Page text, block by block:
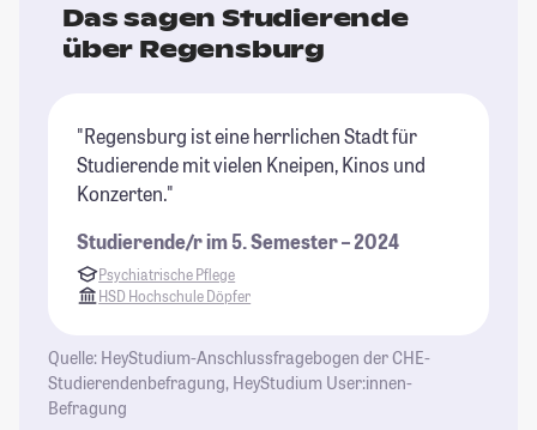
Das sagen Studierende
über Regensburg
"Regensburg ist eine herrlichen Stadt für
Studierende mit vielen Kneipen, Kinos und
Konzerten."
Studierende/r im 5. Semester – 2024
Psychiatrische Pflege
HSD Hochschule Döpfer
Quelle: HeyStudium-Anschlussfragebogen der CHE-
Studierendenbefragung, HeyStudium User:innen-
Befragung